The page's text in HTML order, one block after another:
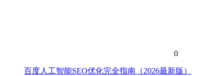
0
百度人工智能SEO优化完全指南（2026最新版）